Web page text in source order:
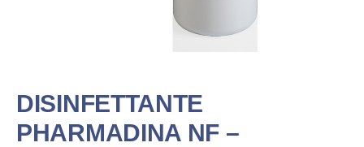
DISINFETTANTE
PHARMADINA NF –